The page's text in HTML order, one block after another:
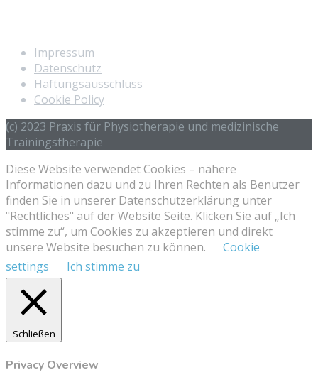
Impressum
Datenschutz
Haftungsausschluss
Cookie Policy
(c) 2023 Praxis für Physiotherapie und medizinische
Trainingstherapie
Diese Website verwendet Cookies – nähere
Informationen dazu und zu Ihren Rechten als Benutzer
finden Sie in unserer Datenschutzerklärung unter
"Rechtliches" auf der Website Seite. Klicken Sie auf „Ich
stimme zu“, um Cookies zu akzeptieren und direkt
unsere Website besuchen zu können.
Cookie
settings
Ich stimme zu
Schließen
Privacy Overview